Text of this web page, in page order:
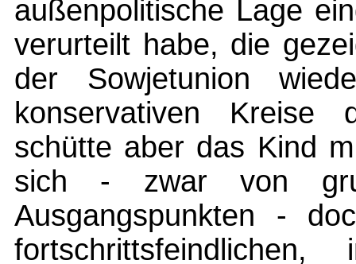
außenpolitische Lage
verurteilt habe, die
der Sowjetunion
konservativen Kreise
schütte aber das Kind
sich - zwar von
Ausgangspunkten -
fortschrittsfeindlichen,